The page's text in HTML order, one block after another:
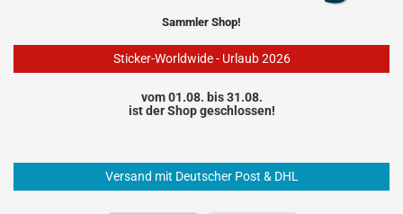
Sammler Shop!
Sticker-Worldwide - Urlaub 2026
vom 01.08. bis 31.08.
ist der Shop geschlossen!
Versand mit Deutscher Post & DHL